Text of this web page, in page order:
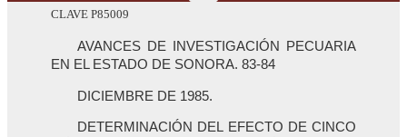
CLAVE P85009
AVANCES DE INVESTIGACIÓN PECUARIA
EN EL ESTADO DE SONORA. 83-84
DICIEMBRE DE 1985.
DETERMINACIÓN DEL EFECTO DE CINCO